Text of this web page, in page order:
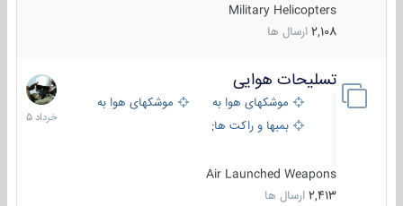
Military Helicopters
2,108 ارسال ها
تسلیحات هوایی
موشکهای هوا به هوا
موشکهای هوا به سطح
بمبها و راکت های هوایی
Air Launched Weapons
2,413 ارسال ها
30
خرداد
1405